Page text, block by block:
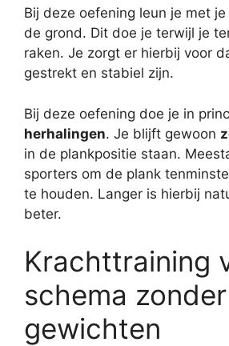
Bij deze oefening leun je met
de grond. Dit doe je terwijl je
raken. Je zorgt er hierbij voor
gestrekt en stabiel zijn.
Bij deze oefening doe je in
herhalingen. Je blijft gewoon
in de plankpositie staan.
sporters om de plank
te houden. Langer is hierbij
beter.
Krachttraining
schema zonder
gewichten